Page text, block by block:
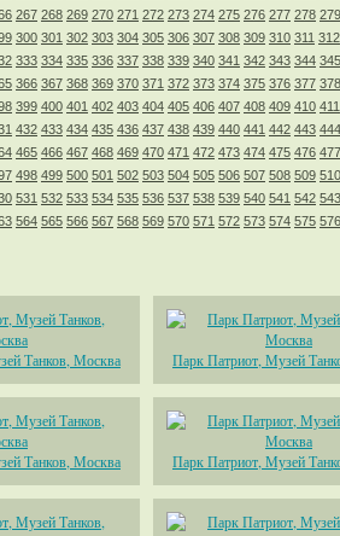
267 268 269 270 271 272 273 274 275 276 277 278 279
300 301 302 303 304 305 306 307 308 309 310 311 312
333 334 335 336 337 338 339 340 341 342 343 344 345
366 367 368 369 370 371 372 373 374 375 376 377 378
399 400 401 402 403 404 405 406 407 408 409 410 411
432 433 434 435 436 437 438 439 440 441 442 443 444
465 466 467 468 469 470 471 472 473 474 475 476 477
498 499 500 501 502 503 504 505 506 507 508 509 510
531 532 533 534 535 536 537 538 539 540 541 542 543
564 565 566 567 568 569 570 571 572 573 574 575 576
Танков, Москва Парк Патриот, Музей
Танков, Москва Парк Патриот, Музей